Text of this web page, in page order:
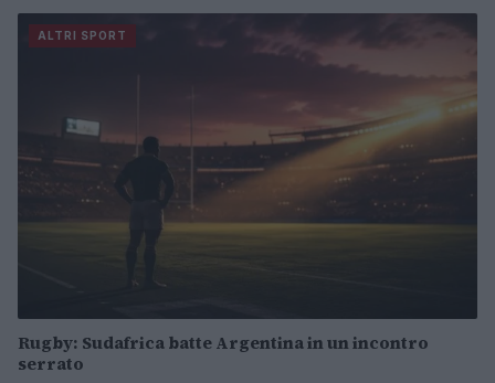
ALTRI SPORT
Rugby: Sudafrica batte Argentina in un incontro
serrato